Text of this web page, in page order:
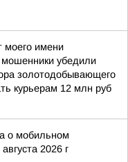
моего имени
убедили
золотодобывающего
курьерам 12 млн руб
о мобильном
2026 г